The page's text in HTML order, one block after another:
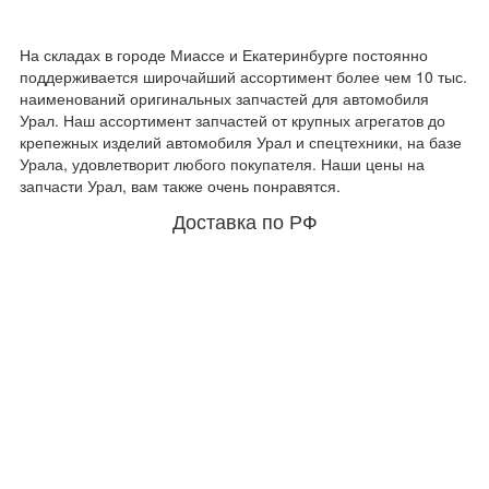
На складах в городе Миассе и Екатеринбурге постоянно
поддерживается широчайший ассортимент более чем 10 тыс.
наименований оригинальных запчастей для автомобиля
Урал. Наш ассортимент запчастей от крупных агрегатов до
крепежных изделий автомобиля Урал и спецтехники, на базе
Урала, удовлетворит любого покупателя. Наши цены на
запчасти Урал, вам также очень понравятся.
Доставка по РФ